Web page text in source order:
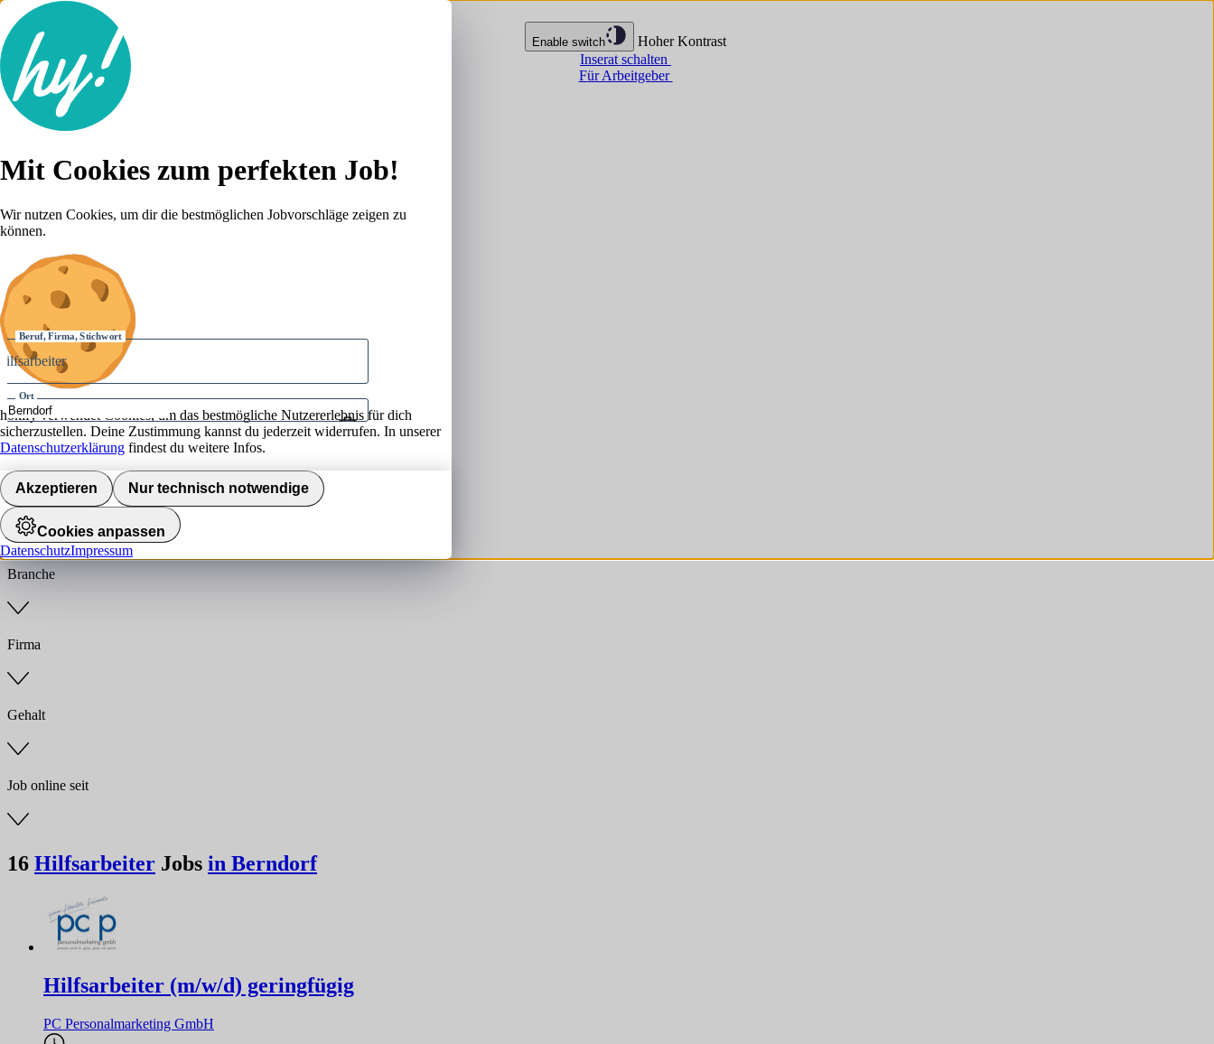
Enable switch
Hoher Kontrast
Inserat schalten
Für Arbeitgeber
Lebenslauf
Karriere-Tipps
Anmelden
Beruf, Firma, Stichwort
Ort
Umkreis
Jobs finden
Anstellungsart
Branche
Firma
Gehalt
Job online seit
16 Hilfsarbeiter Jobs in Berndorf
Hilfsarbeiter (m/w/d) geringfügig
PC Personalmarketing GmbH
Mit Cookies zum perfekten Job!
Wir nutzen Cookies, um dir die bestmöglichen Jobvorschläge zeigen zu
können.
hokify verwendet Cookies, um das bestmögliche Nutzererlebnis für dich
sicherzustellen. Deine Zustimmung kannst du jederzeit widerrufen. In unserer
Datenschutzerklärung findest du weitere Infos.
Akzeptieren Nur technisch notwendige
Cookies anpassen
DatenschutzImpressum